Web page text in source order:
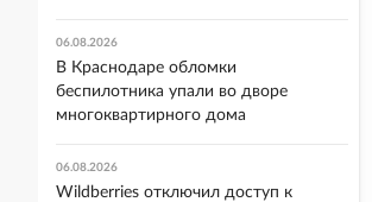
06.08.2026
В Краснодаре обломки
беспилотника упали во дворе
многоквартирного дома
06.08.2026
Wildberries отключил доступ к